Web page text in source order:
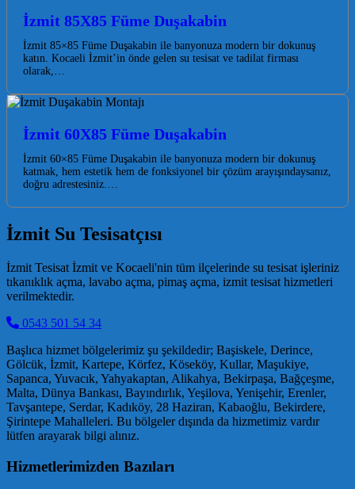
İzmit 85X85 Füme Duşakabin
İzmit 85×85 Füme Duşakabin ile banyonuza modern bir dokunuş
katın. Kocaeli İzmit’in önde gelen su tesisat ve tadilat firması
olarak,…
İzmit 60X85 Füme Duşakabin
İzmit 60×85 Füme Duşakabin ile banyonuza modern bir dokunuş
katmak, hem estetik hem de fonksiyonel bir çözüm arayışındaysanız,
doğru adrestesiniz.…
İzmit Su Tesisatçısı
İzmit Tesisat İzmit ve Kocaeli'nin tüm ilçelerinde su tesisat işleriniz
tıkanıklık açma, lavabo açma, pimaş açma, izmit tesisat hizmetleri
verilmektedir.
0543 501 54 34
Başlıca hizmet bölgelerimiz şu şekildedir; Başiskele, Derince,
Gölcük, İzmit, Kartepe, Körfez, Köseköy, Kullar, Maşukiye,
Sapanca, Yuvacık, Yahyakaptan, Alikahya, Bekirpaşa, Bağçeşme,
Malta, Dünya Bankası, Bayındırlık, Yeşilova, Yenişehir, Erenler,
Tavşantepe, Serdar, Kadıköy, 28 Haziran, Kabaoğlu, Bekirdere,
Şirintepe Mahalleleri. Bu bölgeler dışında da hizmetimiz vardır
lütfen arayarak bilgi alınız.
Hizmetlerimizden Bazıları